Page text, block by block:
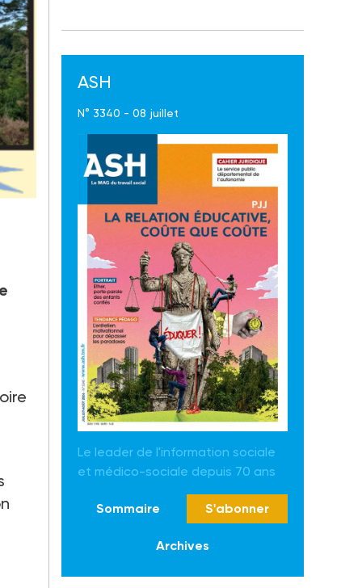
ASH
N° 3340 - 08 juillet
Le leader de l'information sociale
et médico-sociale depuis 70 ans
Sommaire S'abonner
Archives